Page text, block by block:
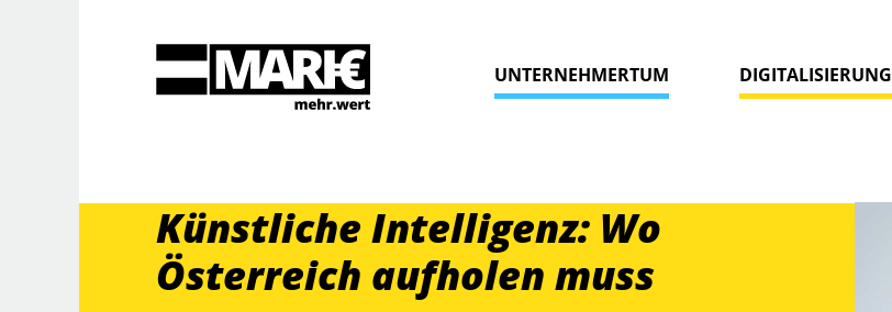
Suche
UNTERNEHMERTUM DIGITALISIERUNG
Künstliche Intelligenz: Wo
Österreich aufholen muss